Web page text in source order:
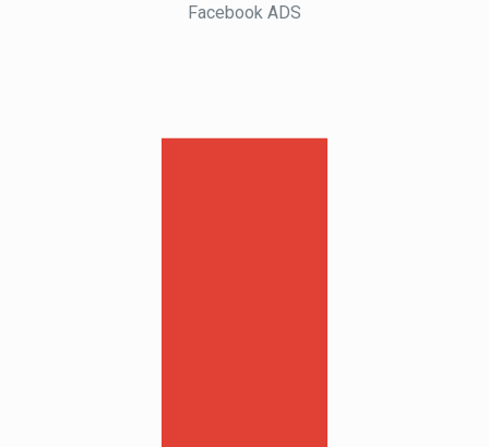
Facebook ADS